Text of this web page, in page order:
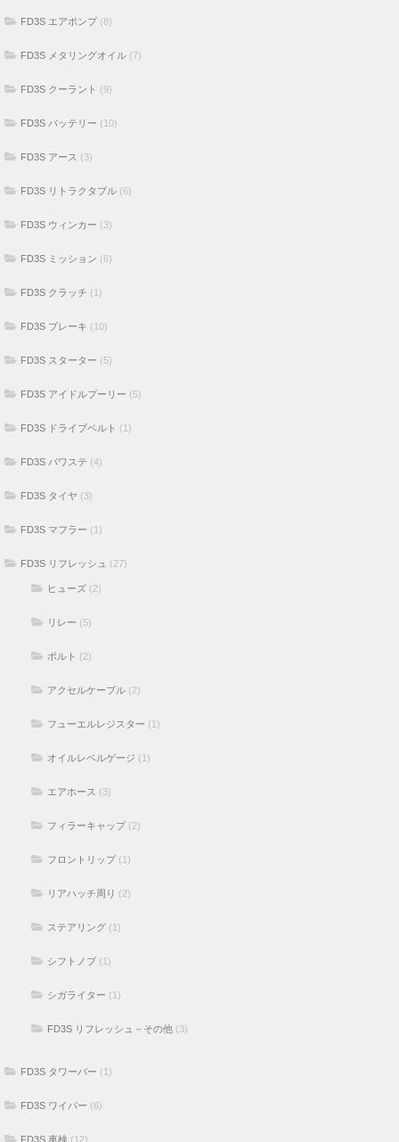
FD3S エアポンプ (8)
FD3S メタリングオイル (7)
FD3S クーラント (9)
FD3S バッテリー (10)
FD3S アース (3)
FD3S リトラクタブル (6)
FD3S ウィンカー (3)
FD3S ミッション (6)
FD3S クラッチ (1)
FD3S ブレーキ (10)
FD3S スターター (5)
FD3S アイドルプーリー (5)
FD3S ドライブベルト (1)
FD3S パワステ (4)
FD3S タイヤ (3)
FD3S マフラー (1)
FD3S リフレッシュ (27)
ヒューズ (2)
リレー (5)
ボルト (2)
アクセルケーブル (2)
フューエルレジスター (1)
オイルレベルゲージ (1)
エアホース (3)
フィラーキャップ (2)
フロントリップ (1)
リアハッチ周り (2)
ステアリング (1)
シフトノブ (1)
シガライター (1)
FD3S リフレッシュ－その他 (3)
FD3S タワーバー (1)
FD3S ワイパー (6)
FD3S 車検 (12)